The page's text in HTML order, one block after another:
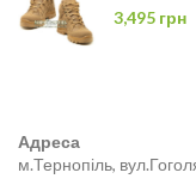
3,495 грн
Адреса
м.Тернопіль,